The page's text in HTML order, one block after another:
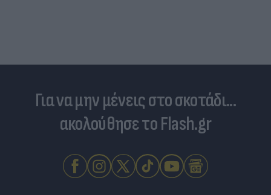
Για να μην μένεις στο σκοτάδι...
ακολούθησε το Flash.gr